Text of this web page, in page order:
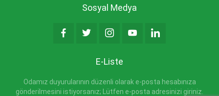
Sosyal Medya
E-Liste
Odamız duyurularının düzenli olarak e-posta hesabınıza
gönderilmesini istiyorsanız; Lütfen e-posta adresinizi giriniz.